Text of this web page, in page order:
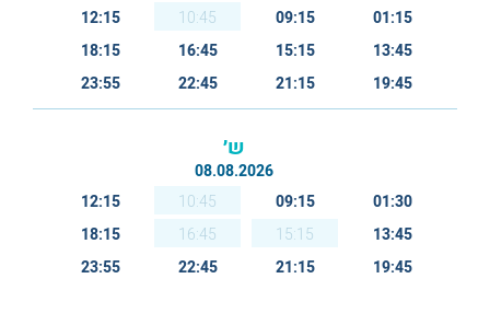
01:15
09:15
10:45
12:15
13:45
15:15
16:45
18:15
19:45
21:15
22:45
23:55
ש׳
08.08.2026
01:30
09:15
10:45
12:15
13:45
15:15
16:45
18:15
19:45
21:15
22:45
23:55